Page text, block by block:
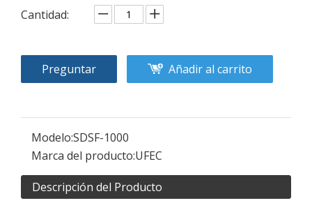
Cantidad:
Preguntar Añadir al carrito
Modelo:SDSF-1000
Marca del producto:UFEC
Descripción del Producto